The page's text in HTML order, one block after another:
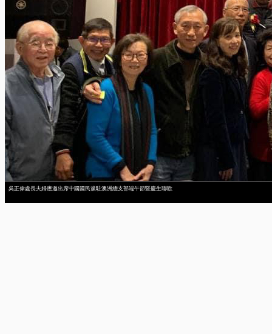
吳正偉處長夫婦應邀出席中國國民黨駐澳洲總支部端午節暨慶生聯歡